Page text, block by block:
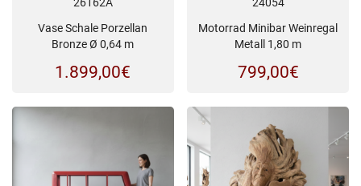
26162A
Vase Schale Porzellan
Bronze Ø 0,64 m
1.899,00€
24054
Motorrad Minibar Weinregal
Metall 1,80 m
799,00€